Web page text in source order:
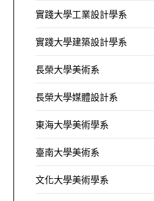
實踐大學工業設計學系
實踐大學建築設計學系
長榮大學美術系
長榮大學媒體設計系
東海大學美術學系
臺南大學美術系
文化大學美術學系